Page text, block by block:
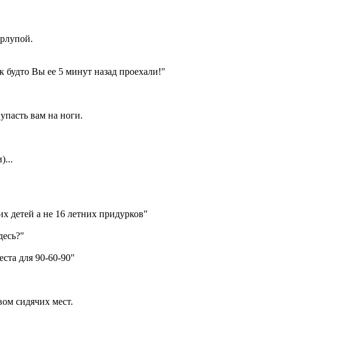
будто Вы ее 5 минут назад проехали!"
вам на ноги.
детей а не 16 летних придурков"
для 90-60-90"
сидячих мест.